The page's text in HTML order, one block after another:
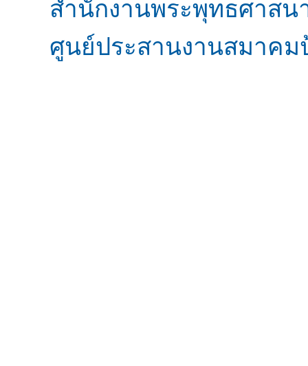
สำนักงานพระพุทธศาสน
ศูนย์ประสานงานสมาค